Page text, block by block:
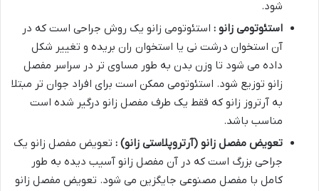
شود.
استئوتومی زانو : استئوتومی زانو یک روش جراحی است که در
آن استخوان درشت نی یا استخوان ران بریده و تغییر شکل
داده می شود تا وزن بدن به طور مساوی تر در سراسر مفصل
زانو توزیع شود. استئوتومی ممکن است برای افراد جوان تر مبتلا
به آرتروز زانو که فقط یک طرف مفصل زانو درگیر شده است
مناسب باشد.
تعویض مفصل زانو (آرتروپلاستی زانو) : تعویض مفصل زانو یک
جراحی بزرگ است که در آن مفصل زانو آسیب دیده به طور
کامل با مفصل مصنوعی جایگزین می شود. تعویض مفصل زانو